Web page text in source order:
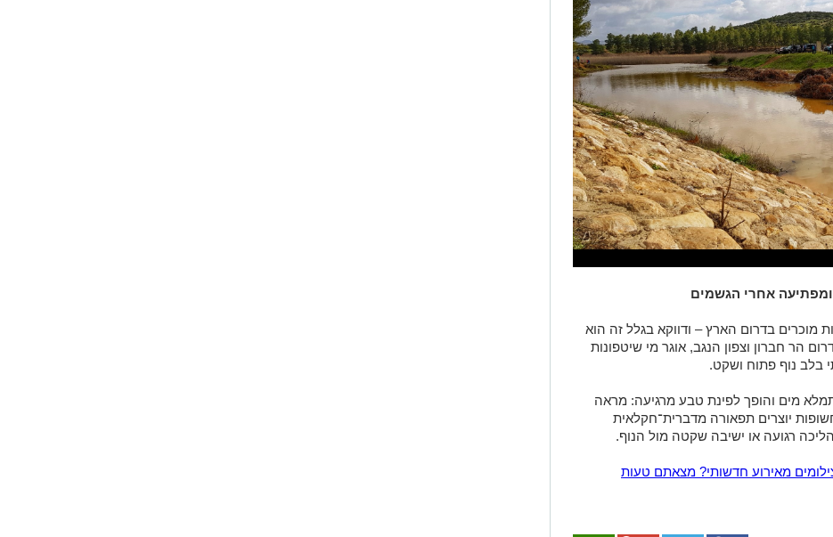
אחרי הגשמים
מוכרים בדרום הארץ – ודווקא בגלל זה הוא
הר חברון וצפון הנגב, אוגר מי שיטפונות
בלב נוף פתוח ושקט.
מים והופך לפינת טבע מרגיעה: מראה
יוצרים תפאורה מדברית־חקלאית
רגועה או ישיבה שקטה מול הנוף.
מאירוע חדשותי? מצאתם טעות